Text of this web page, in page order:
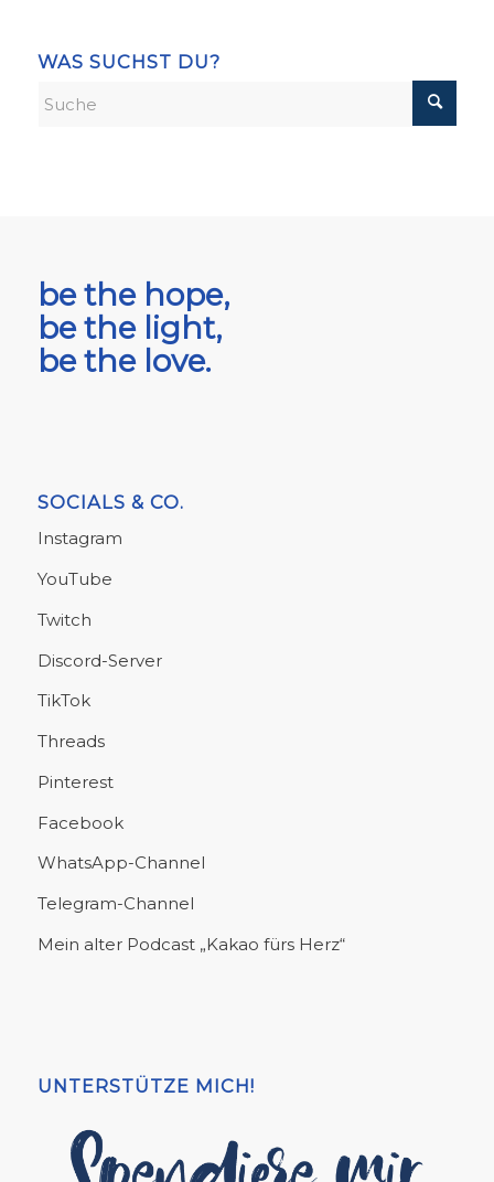
WAS SUCHST DU?
be the hope,
be the light,
be the love.
SOCIALS & CO.
Instagram
YouTube
Twitch
Discord-Server
TikTok
Threads
Pinterest
Facebook
WhatsApp-Channel
Telegram-Channel
Mein alter Podcast „Kakao fürs Herz“
UNTERSTÜTZE MICH!